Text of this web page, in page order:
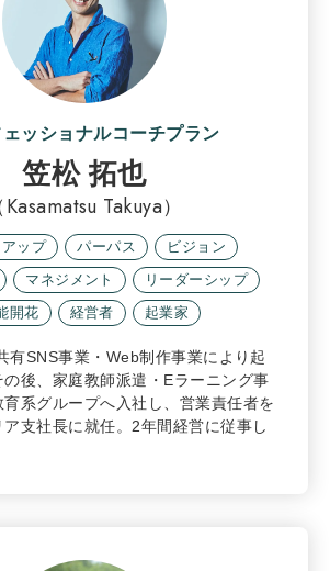
ッショナルコーチプラン
笠松 拓也
Kasamatsu Takuya）
ップ パーパス
ビジョン
マネジメント
リーダーシップ
開花
経営者 起業家
有SNS事業・Web制作事業により起
後、家庭教師派遣・Eラーニング事
系グループへ入社し、営業責任者を
支社長に就任。2年間経営に従事し